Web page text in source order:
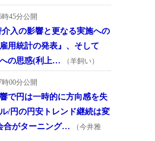
45分公開
入の影響と更なる実施への
用統計の発表』、そして
への思惑(利上…
（羊飼い）
00分公開
で円は一時的に方向感を失
/円の円安トレンド継続は変
合がターニング…
（今井雅